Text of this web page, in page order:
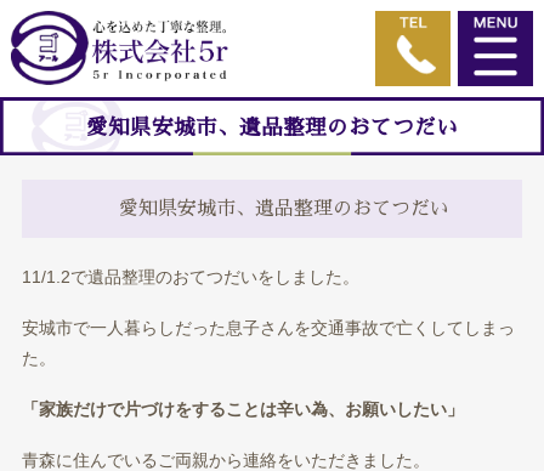
愛知県安城市、遺品整理のおてつだい
愛知県安城市、遺品整理のおてつだい
11/1.2で遺品整理のおてつだいをしました。
安城市で一人暮らしだった息子さんを交通事故で亡くしてしまっ
た。
「家族だけで片づけをすることは辛い為、お願いしたい」
青森に住んでいるご両親から連絡をいただきました。